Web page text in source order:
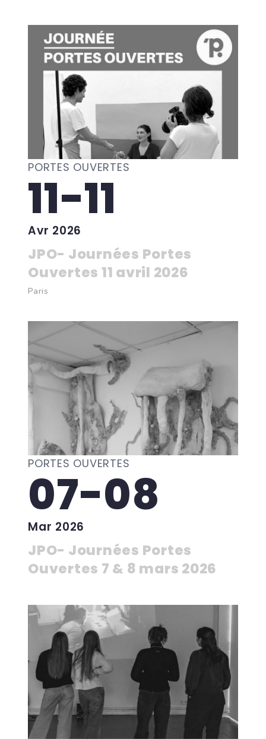
PORTES OUVERTES
11-11
Avr 2026
JPO- Journées Portes
Ouvertes 11 avril 2026
Paris
PORTES OUVERTES
07-08
Mar 2026
JPO- Journées Portes
Ouvertes 7 & 8 mars 2026